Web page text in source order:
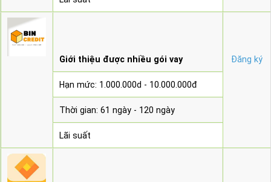
Giới thiệu được nhiều gói vay Đăng ký
Hạn mức: 1.000.000d - 10.000.000đ
Thời gian: 61 ngày - 120 ngày
Lãi suất